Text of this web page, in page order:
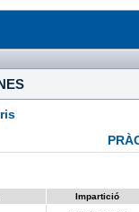
Impartició